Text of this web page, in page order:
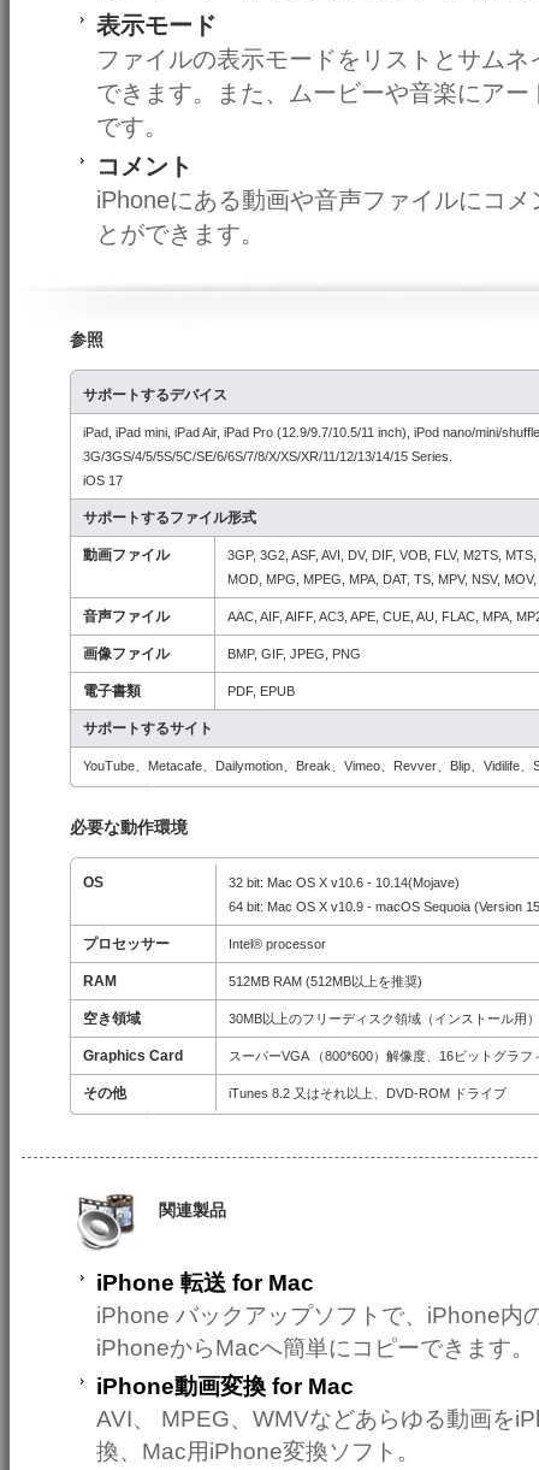
表示モード
ファイルの表示モードをリストとサム
できます。また、ムービーや音楽にア
です。
コメント
iPhoneにある動画や音声ファイルにコ
とができます。
参照
サポートするデバイス
iPad, iPad mini, iPad Air, iPad Pro (12.9/9.7/10.5/11 inch), iPod nano/mini/
3G/3GS/4/5/5S/5C/SE/6/6S/7/8/X/XS/XR/11/12/13/14/15 Series.
iOS 17
サポートするファイル形式
動画ファイル
3GP, 3G2, ASF, AVI, DV, DIF, VOB, FLV, M2TS,
MOD, MPG, MPEG, MPA, DAT, TS, MPV, NSV,
音声ファイル AAC, AIF, AIFF, AC3, APE, CUE, AU, FLAC, MPA,
画像ファイル BMP, GIF, JPEG, PNG
電子書類 PDF, EPUB
サポートするサイト
YouTube、Metacafe、Dailymotion、Break、Vimeo、Revver、Blip、Vidilife、
必要な動作環境
OS
32 bit: Mac OS X v10.6 - 10.14(Mojave)
64 bit: Mac OS X v10.9 - macOS Sequoia (Version
プロセッサー Intel® processor
RAM 512MB RAM (512MB以上を推奨)
空き領域 30MB以上のフリーディスク領域（インストール用）
Graphics Card スーパーVGA （800*600）解像度、16ビットグラ
その他 iTunes 8.2 又はそれ以上、DVD-ROM ドライブ
関連製品
iPhone 転送 for Mac
iPhone バックアップソフトで、iPhone内
iPhoneからMacへ簡単にコピーできます。
iPhone動画変換 for Mac
AVI、 MPEG、WMVなどあらゆる動画を
換、Mac用iPhone変換ソフト。